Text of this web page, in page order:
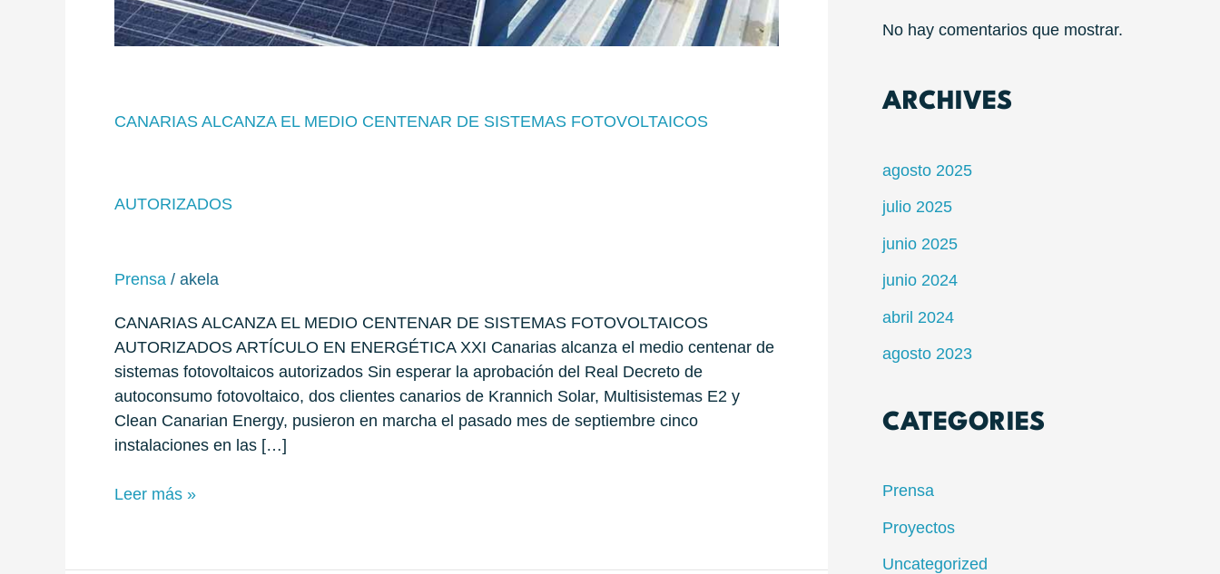
CANARIAS ALCANZA EL MEDIO CENTENAR DE SISTEMAS FOTOVOLTAICOS
AUTORIZADOS
Prensa / akela
CANARIAS ALCANZA EL MEDIO CENTENAR DE SISTEMAS FOTOVOLTAICOS
AUTORIZADOS ARTÍCULO EN ENERGÉTICA XXI Canarias alcanza el medio centenar de
sistemas fotovoltaicos autorizados Sin esperar la aprobación del Real Decreto de
autoconsumo fotovoltaico, dos clientes canarios de Krannich Solar, Multisistemas E2 y
Clean Canarian Energy, pusieron en marcha el pasado mes de septiembre cinco
instalaciones en las […]
Leer más »
No hay comentarios que mostrar.
ARCHIVES
agosto 2025
julio 2025
junio 2025
junio 2024
abril 2024
agosto 2023
CATEGORIES
Prensa
Proyectos
Uncategorized